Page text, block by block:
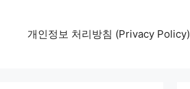
개인정보 처리방침 (Privacy Policy)